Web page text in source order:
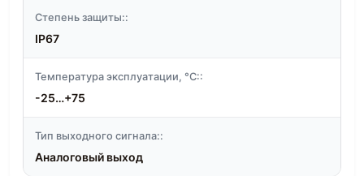
Степень защиты::
IP67
Температура эксплуатации, °C::
-25…+75
Тип выходного сигнала::
Аналоговый выход